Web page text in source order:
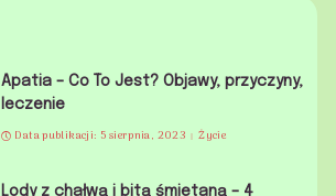
Apatia – Co To Jest? Objawy, przyczyny,
leczenie
Data publikacji: 5 sierpnia, 2023 Życie
Lody z chałwą i bitą śmietaną – 4